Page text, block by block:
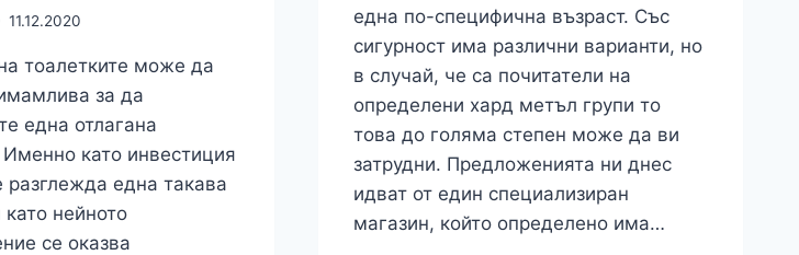
11.12.2020
тоалетките може да
за да
една отлагана
като инвестиция
разглежда една такава
нейното
се оказва
една по-специфична възраст. Със
сигурност има различни варианти, но
в случай, че са почитатели на
определени хард метъл групи то
това до голяма степен може да ви
затрудни. Предложенията ни днес
идват от един специализиран
магазин, който определено има…